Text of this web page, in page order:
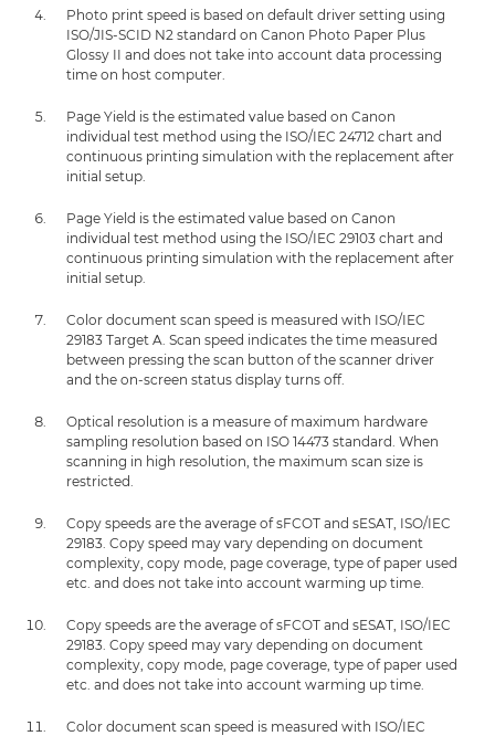
Photo print speed is based on default driver setting using
ISO/JIS-SCID N2 standard on Canon Photo Paper Plus
Glossy II and does not take into account data processing
time on host computer.
Page Yield is the estimated value based on Canon
individual test method using the ISO/IEC 24712 chart and
continuous printing simulation with the replacement after
initial setup.
Page Yield is the estimated value based on Canon
individual test method using the ISO/IEC 29103 chart and
continuous printing simulation with the replacement after
initial setup.
Color document scan speed is measured with ISO/IEC
29183 Target A. Scan speed indicates the time measured
between pressing the scan button of the scanner driver
and the on-screen status display turns off.
Optical resolution is a measure of maximum hardware
sampling resolution based on ISO 14473 standard. When
scanning in high resolution, the maximum scan size is
restricted.
Copy speeds are the average of sFCOT and sESAT, ISO/IEC
29183. Copy speed may vary depending on document
complexity, copy mode, page coverage, type of paper used
etc. and does not take into account warming up time.
Copy speeds are the average of sFCOT and sESAT, ISO/IEC
29183. Copy speed may vary depending on document
complexity, copy mode, page coverage, type of paper used
etc. and does not take into account warming up time.
Color document scan speed is measured with ISO/IEC